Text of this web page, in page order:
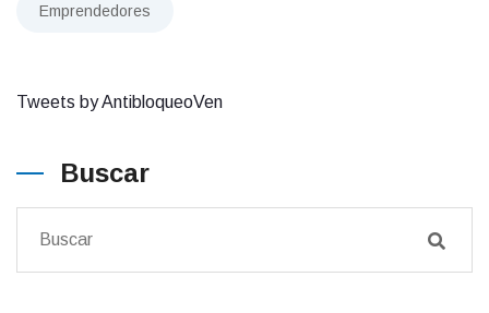
Emprendedores
Tweets by AntibloqueoVen
Buscar